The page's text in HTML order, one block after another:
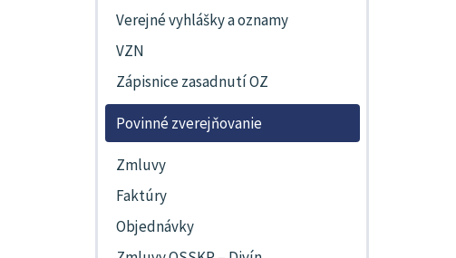
Verejné vyhlášky a oznamy
VZN
Zápisnice zasadnutí OZ
Povinné zverejňovanie
Zmluvy
Faktúry
Objednávky